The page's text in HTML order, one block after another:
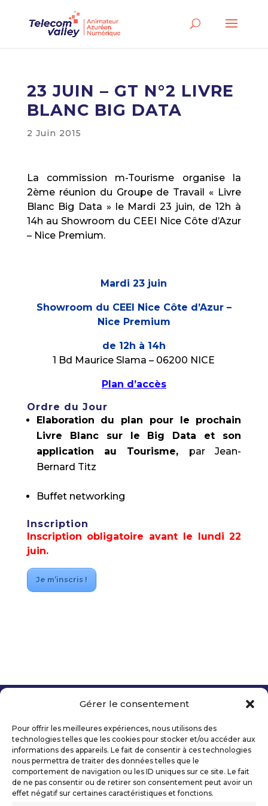
Gérer le consentement
Pour offrir les meilleures expériences, nous utilisons des
technologies telles que les cookies pour stocker et/ou accéder aux
informations des appareils. Le fait de consentir à ces technologies
nous permettra de traiter des données telles que le
comportement de navigation ou les ID uniques sur ce site. Le fait
de ne pas consentir ou de retirer son consentement peut avoir un
effet négatif sur certaines caractéristiques et fonctions.
23 JUIN – GT N°2 LIVRE
BLANC BIG DATA
2 Juin 2015
La commission m-Tourisme organise la
2ème réunion du Groupe de Travail « Livre
Blanc Big Data » le Mardi 23 juin, de 12h à
14h au Showroom du CEEI Nice Côte d’Azur
– Nice Premium.
Mardi 23 juin
Showroom du CEEI Nice Côte d’Azur –
Nice Premium
de 12h à 14h
1 Bd Maurice Slama – 06200 NICE
Plan d’accès
Ordre du Jour
Elaboration du plan pour le prochain
Livre Blanc sur le Big Data et son
application au Tourisme, par Jean-
Bernard Titz
Buffet networking
Inscription
Inscription obligatoire avant le lundi 22
juin.
Je m’inscris !
Mentions légales
Politique de confidentialité
Déclaration d’accessibilité numérique
Ils nous soutiennent